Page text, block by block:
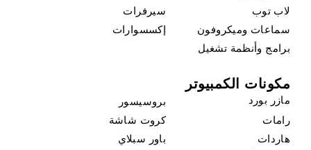
لاب توب
سيرفرات
سماعات وميكروفون
إكسسوارات
برامج وأنظمة تشغيل
مكونات الكمبيوتر
مازر بورد
بروسيسور
رامات
كروت شاشة
هاردات
باور سبلاي